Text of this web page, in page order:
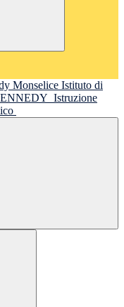
Istituto di
Istruzione